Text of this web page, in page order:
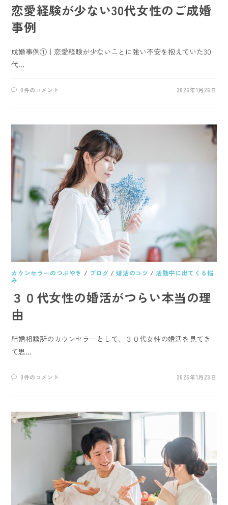
恋愛経験が少ない30代女性のご成婚
事例
成婚事例①｜恋愛経験が少ないことに強い不安を抱えていた30
代…
0件のコメント 2026年1月26日
カウンセラーのつぶやき / ブログ /婚活のコツ / 活動中に出てくる悩
み
３０代女性の婚活がつらい本当の理
由
結婚相談所のカウンセラーとして、３０代女性の婚活を見てき
て思…
0件のコメント 2026年1月23日